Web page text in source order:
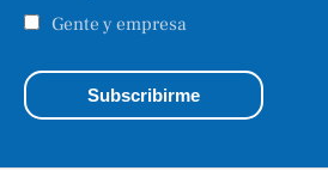
Gente y empresa